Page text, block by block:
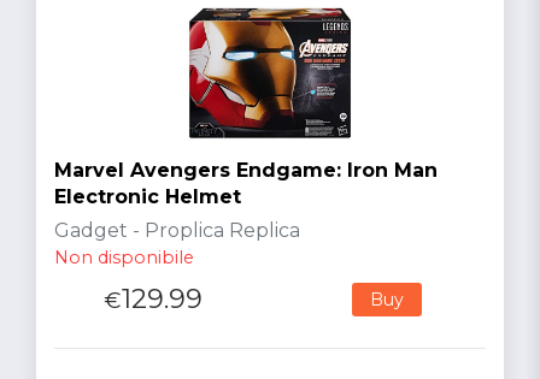
Marvel Avengers Endgame: Iron Man
Electronic Helmet
Gadget - Proplica Replica
Non disponibile
€129.99 Buy